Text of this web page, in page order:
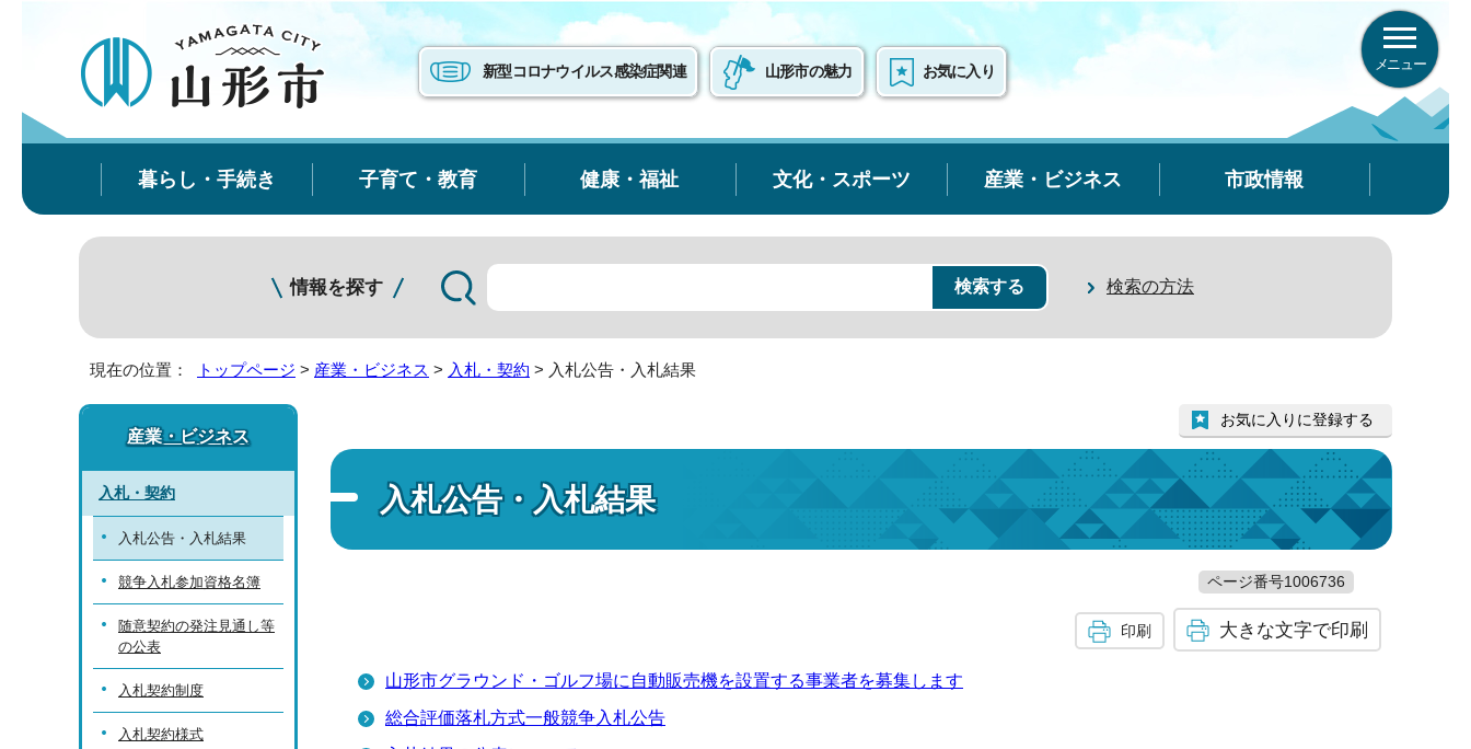
新型コロナウイルス感染症関連 山形市の魅力 お気に入り メニュー
暮らし・手続き 子育て・教育 健康・福祉 文化・スポーツ 産業・ビジネス 市政情報
情報を探す 検索の方法
現在の位置： トップページ > 産業・ビジネス > 入札・契約 > 入札公告・入札結果
入札公告・入札結果
お気に入りに登録する
ページ番号1006736
印刷 大きな文字で印刷
山形市グラウンド・ゴルフ場に自動販売機を設置する事業者を募集します
総合評価落札方式一般競争入札公告
産業・ビジネス
入札・契約
入札公告・入札結果
競争入札参加資格名簿
随意契約の発注見通し等
の公表
入札契約制度
入札契約様式